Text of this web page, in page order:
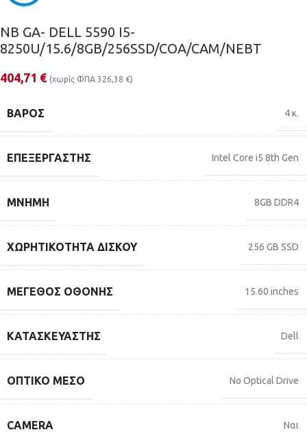
NB GA- DELL 5590 I5-
8250U/15.6/8GB/256SSD/COA/CAM/NEBT
404,71 € (χωρίς ΦΠΑ 326,38 €)
ΒΆΡΟΣ 4 κ.
ΕΠΕΞΕΡΓΑΣΤΉΣ Intel Core i5 8th Gen
ΜΝΉΜΗ 8GB DDR4
ΧΩΡΗΤΙΚΌΤΗΤΑ ΔΊΣΚΟΥ 256 GB SSD
ΜΈΓΕΘΟΣ ΟΘΌΝΗΣ 15.60 inches
ΚΑΤΑΣΚΕΥΑΣΤΉΣ Dell
ΟΠΤΙΚΌ ΜΈΣΟ No Optical Drive
CAMERA Ναι